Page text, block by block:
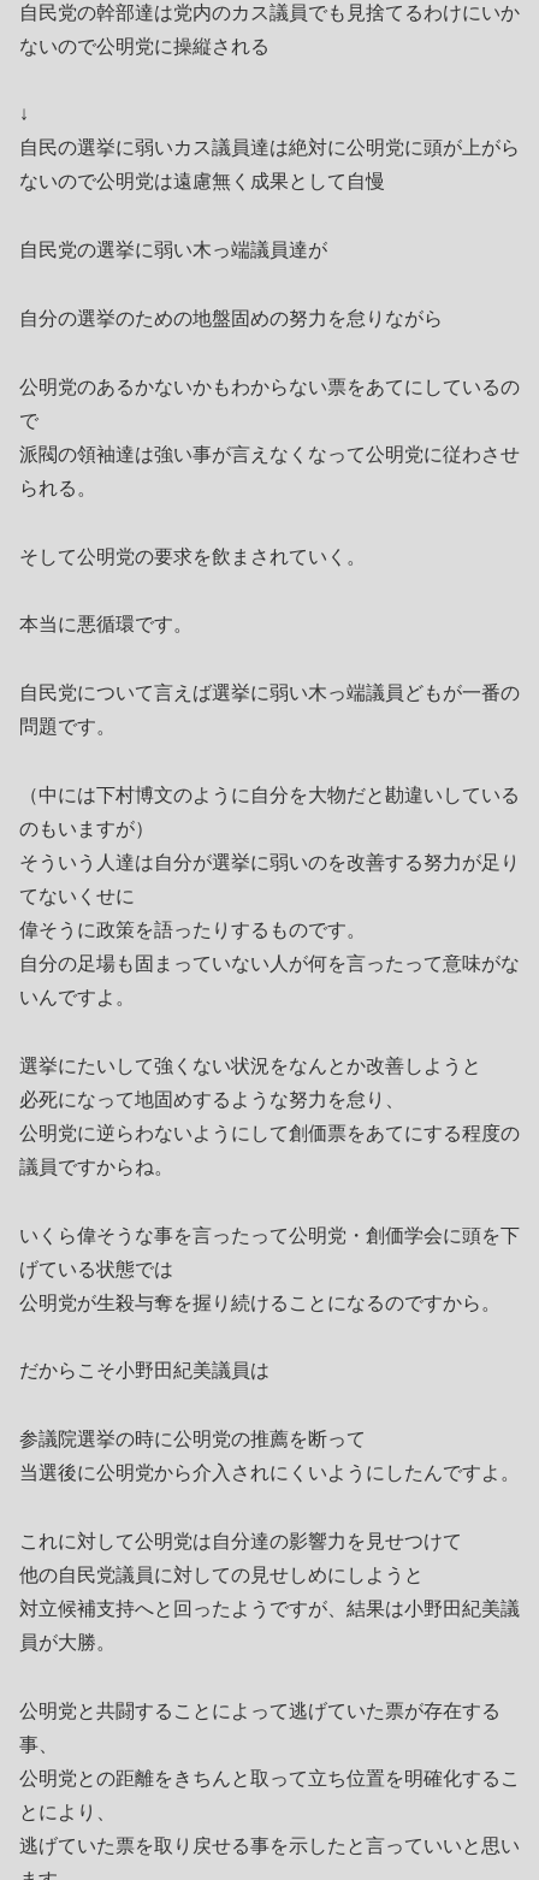
自民党の幹部達は党内のカス議員でも見捨てるわけにいか
ないので公明党に操縦される
↓
自民の選挙に弱いカス議員達は絶対に公明党に頭が上がら
ないので公明党は遠慮無く成果として自慢
自民党の選挙に弱い木っ端議員達が
自分の選挙のための地盤固めの努力を怠りながら
公明党のあるかないかもわからない票をあてにしているの
で
派閥の領袖達は強い事が言えなくなって公明党に従わさせ
られる。
そして公明党の要求を飲まされていく。
本当に悪循環です。
自民党について言えば選挙に弱い木っ端議員どもが一番の
問題です。
（中には下村博文のように自分を大物だと勘違いしている
のもいますが）
そういう人達は自分が選挙に弱いのを改善する努力が足り
てないくせに
偉そうに政策を語ったりするものです。
自分の足場も固まっていない人が何を言ったって意味がな
いんですよ。
選挙にたいして強くない状況をなんとか改善しようと
必死になって地固めするような努力を怠り、
公明党に逆らわないようにして創価票をあてにする程度の
議員ですからね。
いくら偉そうな事を言ったって公明党・創価学会に頭を下
げている状態では
公明党が生殺与奪を握り続けることになるのですから。
だからこそ小野田紀美議員は
参議院選挙の時に公明党の推薦を断って
当選後に公明党から介入されにくいようにしたんですよ。
これに対して公明党は自分達の影響力を見せつけて
他の自民党議員に対しての見せしめにしようと
対立候補支持へと回ったようですが、結果は小野田紀美議
員が大勝。
公明党と共闘することによって逃げていた票が存在する
事、
公明党との距離をきちんと取って立ち位置を明確化するこ
とにより、
逃げていた票を取り戻せる事を示したと言っていいと思い